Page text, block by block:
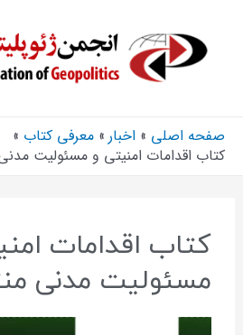
صفحه اصلی اخبار
معرفی کتاب
کتاب اقدامات امنیتی و مسئولیت
کتاب اقدامات
مسئولیت مدنی